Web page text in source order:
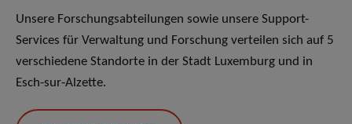
Unsere Forschungsabteilungen sowie unsere Support-
Services für Verwaltung und Forschung verteilen sich auf 5
verschiedene Standorte in der Stadt Luxemburg und in
Esch-sur-Alzette.